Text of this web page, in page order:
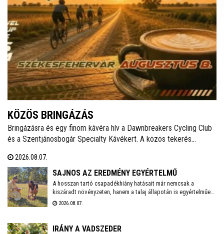
KÖZÖS BRINGÁZÁS
Bringázásra és egy finom kávéra hív a Dawnbreakers Cycling Club
és a Szentjánosbogár Specialty Kávékert. A közös tekerés
utcai vendéglátóhelytől, az ingyenes programhoz bármilyen
kerékpárral lehet csatlakozni.
2026.08.07.
SAJNOS AZ EREDMÉNY EGYÉRTELMŰ
A hosszan tartó csapadékhiány hatásait már nemcsak a
kiszáradt növényzeten, hanem a talaj állapotán is egyértelműen
mérni lehet. A Városgondnokság szakemberei talajnedvesség-
jelenlegi helyzetről.
2026.08.07.
IRÁNY A VADSZEDER